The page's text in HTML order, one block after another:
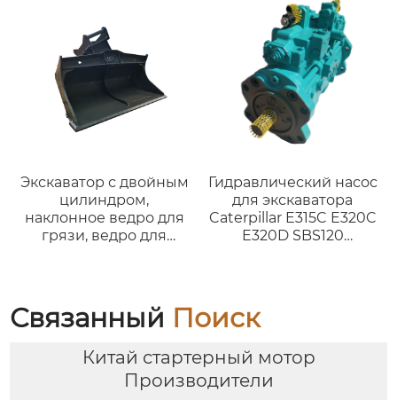
Roller For Hitachi EX30
Excavator Bottom
Roller
Экскаватор с двойным
цилиндром,
наклонное ведро для
грязи, ведро для
подходит для мини-
машины весом 20
Гидравлический насос
для экскаватора
Caterpillar E315C E320C
E320D SBS120
Связанный Поиск
Китай стартерный мотор
Производители